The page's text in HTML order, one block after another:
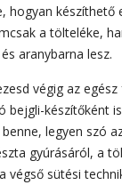
hogyan készíthető
a tölteléke,
aranybarna lesz.
végig az
bejgli-készítőként
legyen szó
gyúrásáról, a
végső sütési